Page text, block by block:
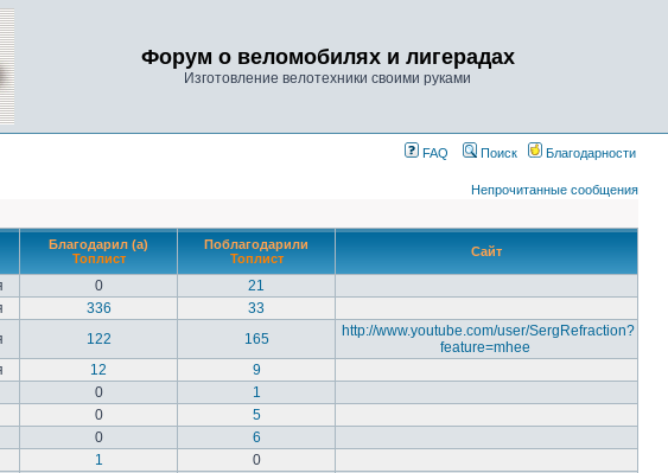
Форум о веломобилях и лигерадах
Изготовление велотехники своими руками
FAQ Поиск Благодарности
Непрочитанные сообщения
Благодарил (а)
Топлист
Поблагодарили
Топлист
Сайт
0
21
336
33
122 165
http://www.youtube.com/user/SergRefraction?
feature=mhee
12
9
0
1
0
5
0
6
1
0